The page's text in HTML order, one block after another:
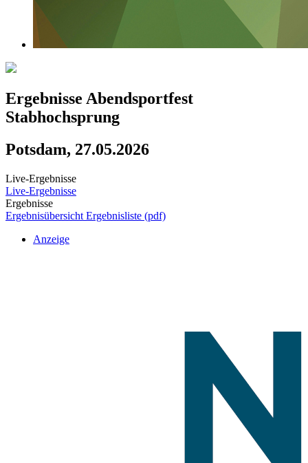
Ergebnisse Abendsportfest
Stabhochsprung
Potsdam, 27.05.2026
Live-Ergebnisse
Live-Ergebnisse
Ergebnisse
Ergebnisübersicht Ergebnisliste (pdf)
Anzeige